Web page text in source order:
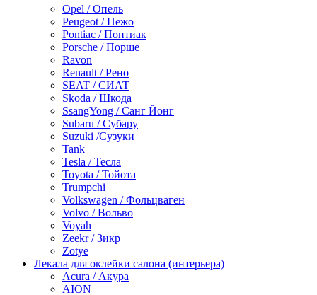
Opel / Опель
Peugeot / Пежо
Pontiac / Понтиак
Porsche / Порше
Ravon
Renault / Рено
SEAT / СИАТ
Skoda / Шкода
SsangYong / Санг Йонг
Subaru / Субару
Suzuki /Сузуки
Tank
Tesla / Тесла
Toyota / Тойота
Trumpchi
Volkswagen / Фольцваген
Volvo / Вольво
Voyah
Zeekr / Зикр
Zotye
Лекала для оклейки салона (интерьера)
Acura / Акура
AION